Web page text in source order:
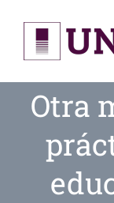
content
Otra